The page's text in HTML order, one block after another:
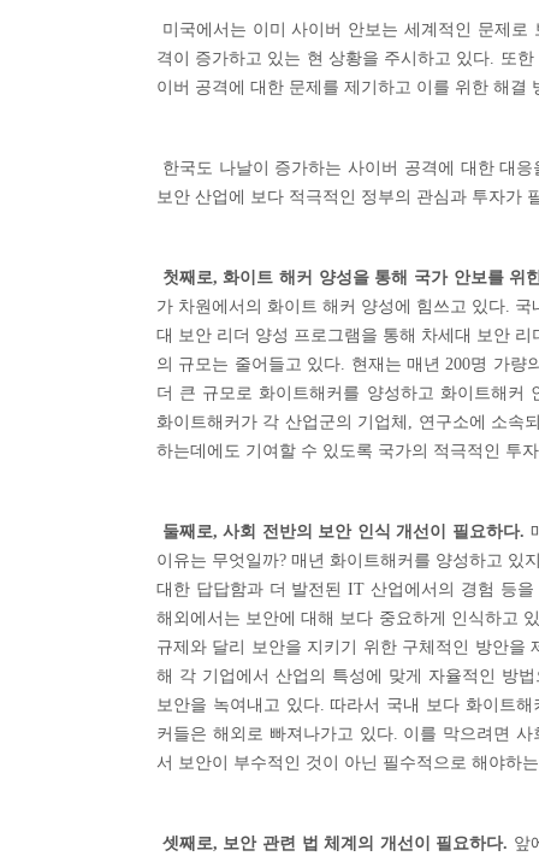
미국에서는 이미 사이버 안보는 세계적인 문제
격이 증가하고 있는 현 상황을 주시하고 있다. 또
이버 공격에 대한 문제를 제기하고 이를 위한 해결
한국도 나날이 증가하는 사이버 공격에 대한 대
보안 산업에 보다 적극적인 정부의 관심과 투자가
첫째로, 화이트 해커 양성을 통해 국가 안보를 위
가 차원에서의 화이트 해커 양성에 힘쓰고 있다.
대 보안 리더 양성 프로그램을 통해 차세대 보안
의 규모는 줄어들고 있다. 현재는 매년 200명 가
더 큰 규모로 화이트해커를 양성하고 화이트해커
화이트해커가 각 산업군의 기업체, 연구소에 소속
하는데에도 기여할 수 있도록 국가의 적극적인 투
둘째로, 사회 전반의 보안 인식 개선이 필요하다.
이유는 무엇일까? 매년 화이트해커를 양성하고 있
대한 답답함과 더 발전된 IT 산업에서의 경험 등
해외에서는 보안에 대해 보다 중요하게 인식하고
규제와 달리 보안을 지키기 위한 구체적인 방안을
해 각 기업에서 산업의 특성에 맞게 자율적인 방
보안을 녹여내고 있다. 따라서 국내 보다 화이트
커들은 해외로 빠져나가고 있다. 이를 막으려면
서 보안이 부수적인 것이 아닌 필수적으로 해야하
셋째로, 보안 관련 법 체계의 개선이 필요하다. 앞